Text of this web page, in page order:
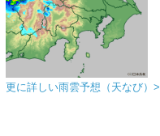
更に詳しい雨雲予想（天なび）>